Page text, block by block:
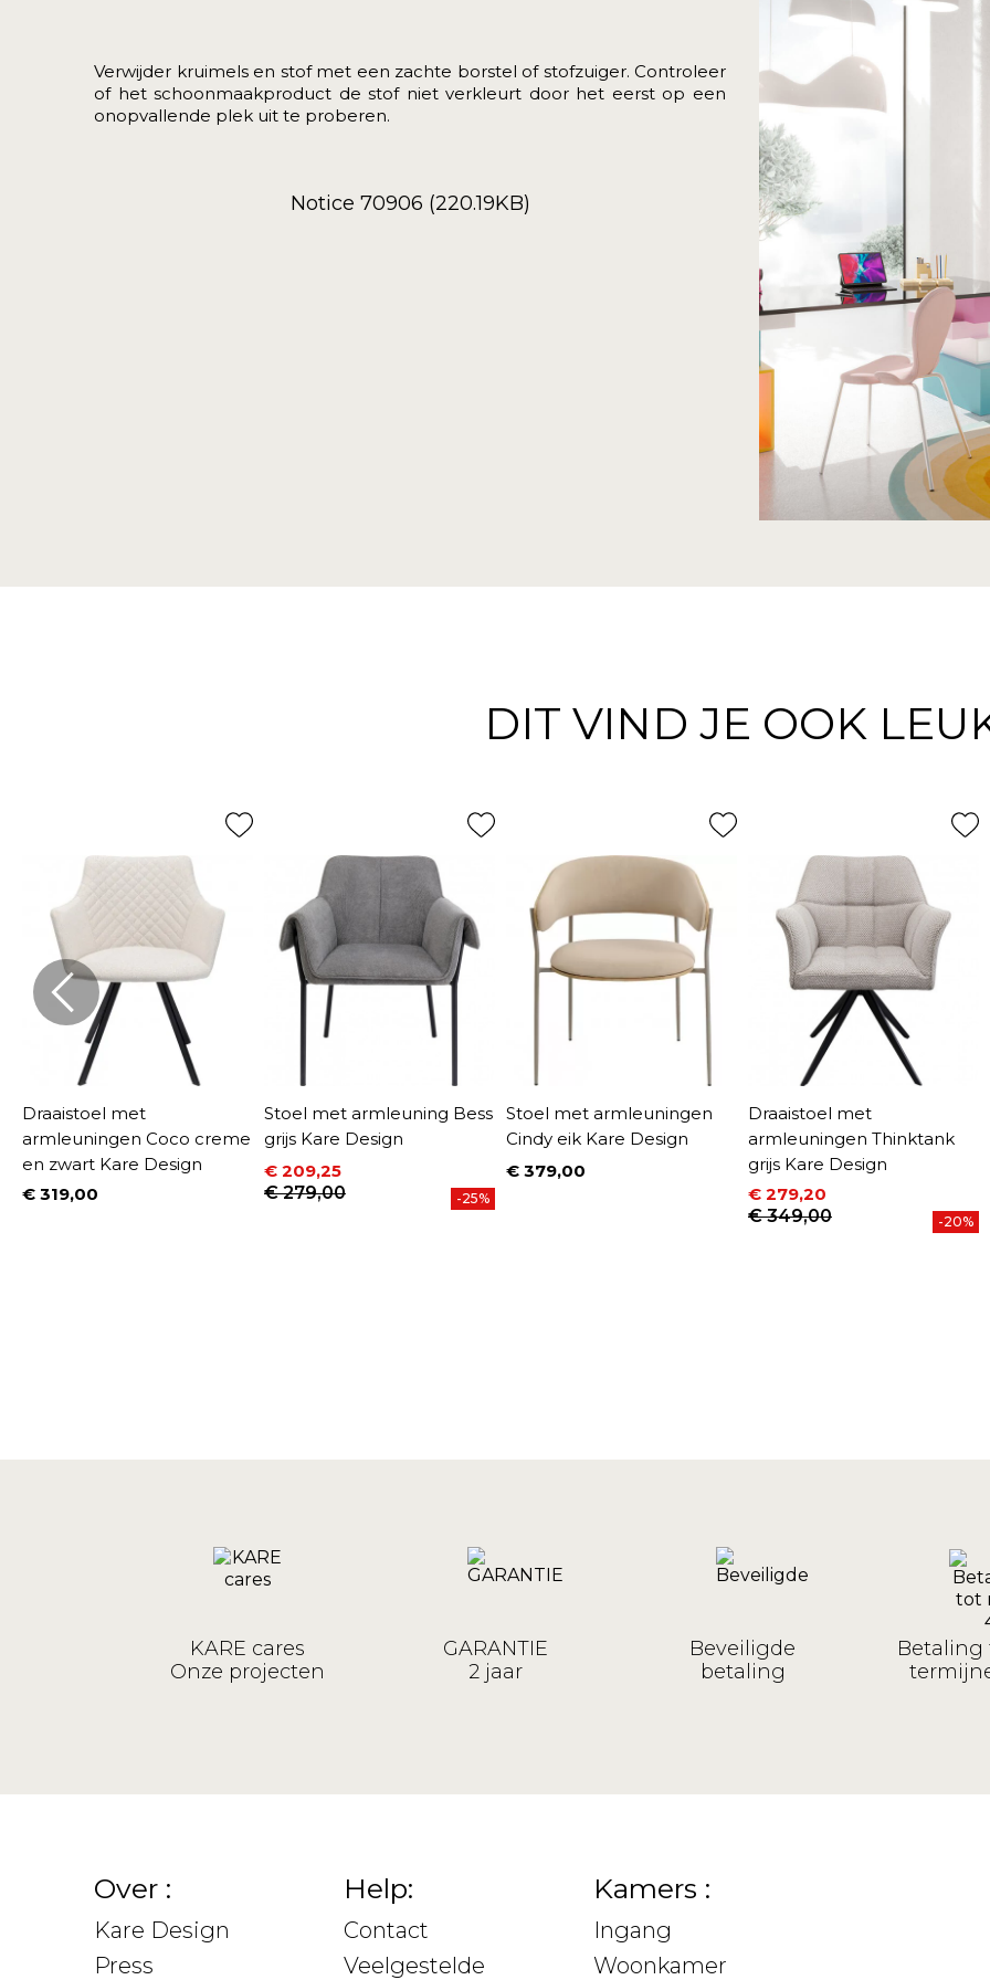
Verwijder kruimels en stof met een zachte borstel of stofzuiger. Controleer
of het schoonmaakproduct de stof niet verkleurt door het eerst op een
onopvallende plek uit te proberen.
Notice 70906 (220.19KB)
DIT VIND JE OOK
Draaistoel met
armleuningen Coco creme
en zwart Kare Design
Prijs
€ 319,00
Stoel met armleuning Bess
grijs Kare Design
Prijs
€ 209,25
Normale prijs
€ 279,00 -25%
Stoel met armleuningen
Cindy eik Kare Design
Prijs
€ 379,00
Draaistoel met
armleuningen Thinktank
grijs Kare Design
Prijs
€ 279,20
Normale prijs
€ 349,00 -20%
KARE cares
Onze projecten
GARANTIE
2 jaar
Beveiligde
betaling
Betaling
Over :
Kare Design
Press
Help:
Contact
Veelgestelde
Kamers :
Ingang
Woonkamer